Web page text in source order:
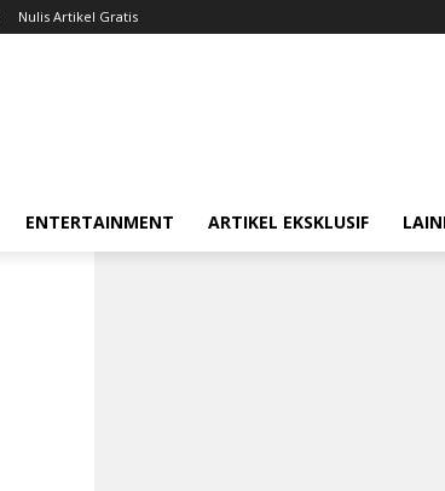
Nulis Artikel Gratis
ENTERTAINMENT ARTIKEL EKSKLUSIF